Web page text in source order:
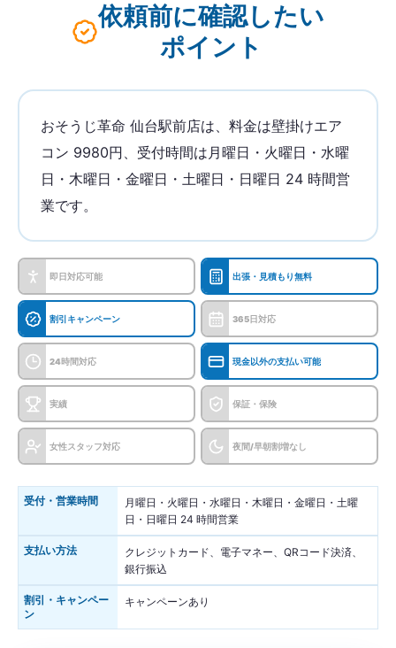
依頼前に確認したい
ポイント
おそうじ革命 仙台駅前店は、料金は壁掛けエア
コン 9980円、受付時間は月曜日・火曜日・水曜
日・木曜日・金曜日・土曜日・日曜日 24 時間営
業です。
即日対応可能 出張・見積もり無料
割引キャンペーン 365日対応
24時間対応 現金以外の支払い可能
実績 保証・保険
女性スタッフ対応 夜間/早朝割増なし
受付・営業時間
月曜日・火曜日・水曜日・木曜日・金曜日・土曜
日・日曜日 24 時間営業
支払い方法
クレジットカード、電子マネー、QRコード決済、
銀行振込
割引・キャンペー
ン
キャンペーンあり